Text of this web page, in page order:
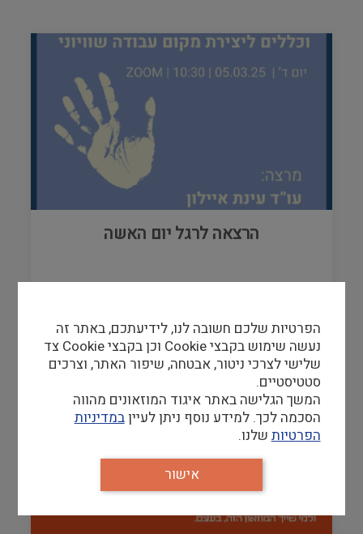
הרצאה לרגל יום האשה
05/03/25
-
05/03/25
הפרטיות שלכם חשובה לנו, לידיעתכם, באתר זה
נעשה שימוש בקבצי Cookie וכן בקבצי Cookie צד
שלישי לצרכי ניטור, אבטחה, שיפור האתר, וצרכים
סטטיסטיים.
המשך הגלישה באתר איגוד המוזאונים מהווה
הסכמה לכך. למידע נוסף ניתן לעייןבמדיניות
הפרטיות שלנו.
אישור